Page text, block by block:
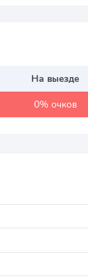
На выезде
0% очков